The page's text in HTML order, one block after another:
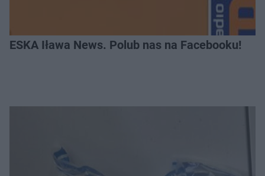
ESKA Iława News. Polub nas na Facebooku!